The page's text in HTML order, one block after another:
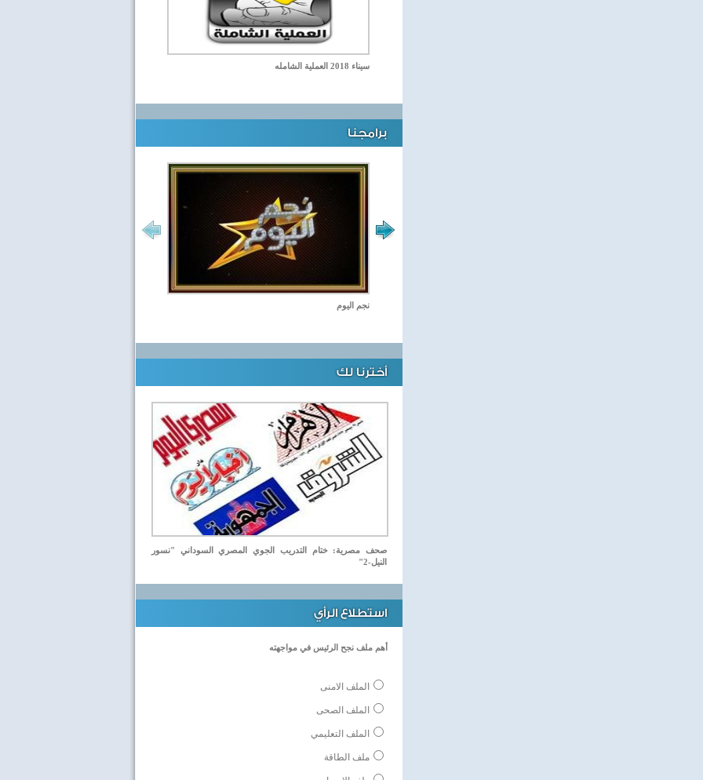
سيناء 2018 العملية الشامله
برامجنا
نجم اليوم
أخترنا لك
صحف مصرية: ختام التدريب الجوي المصري السوداني "نسور
النيل-2"
استطلاع الرأي
أهم ملف نجح الرئيس في مواجهته
الملف الامنى
الملف الصحى
الملف التعليمي
ملف الطاقة